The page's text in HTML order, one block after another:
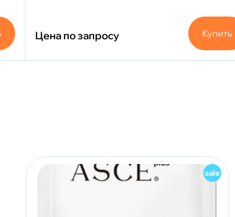
Цена по запросу Купить